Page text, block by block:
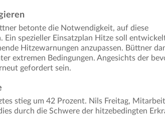
betonte die Notwendigkeit, auf diese
Ein spezieller Einsatzplan Hitze soll
Hitzewarnungen anzupassen. Büttner
extremen Bedingungen. Angesichts der
gefordert sein.
stieg um 42 Prozent. Nils Freitag,
durch die Schwere der hitzebedingten